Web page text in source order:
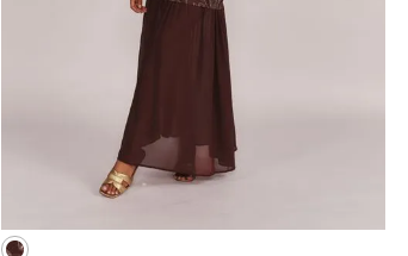
M
P
ADICIONAR À SACOLA